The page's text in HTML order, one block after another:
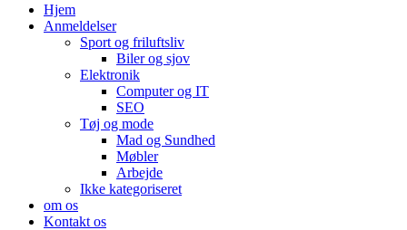
Hjem
Anmeldelser
Sport og friluftsliv
Biler og sjov
Elektronik
Computer og IT
SEO
Tøj og mode
Mad og Sundhed
Møbler
Arbejde
Ikke kategoriseret
om os
Kontakt os